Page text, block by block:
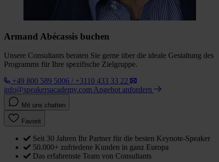
Armand Abécassis buchen
Unsere Consultants beraten Sie gerne über die ideale Gestaltung des
Programms für Ihre spezifische Zielgruppe.
+49 800 589 5006 / +3110 433 33 22
info@speakersacademy.com Angebot anfordern
Mit uns chatten
Favorit
Seit 30 Jahren Ihr Partner für die besten Keynote-Speaker
50.000+ zufriedene Kunden in ganz Europa
Das erfahrenste Team von Consultants